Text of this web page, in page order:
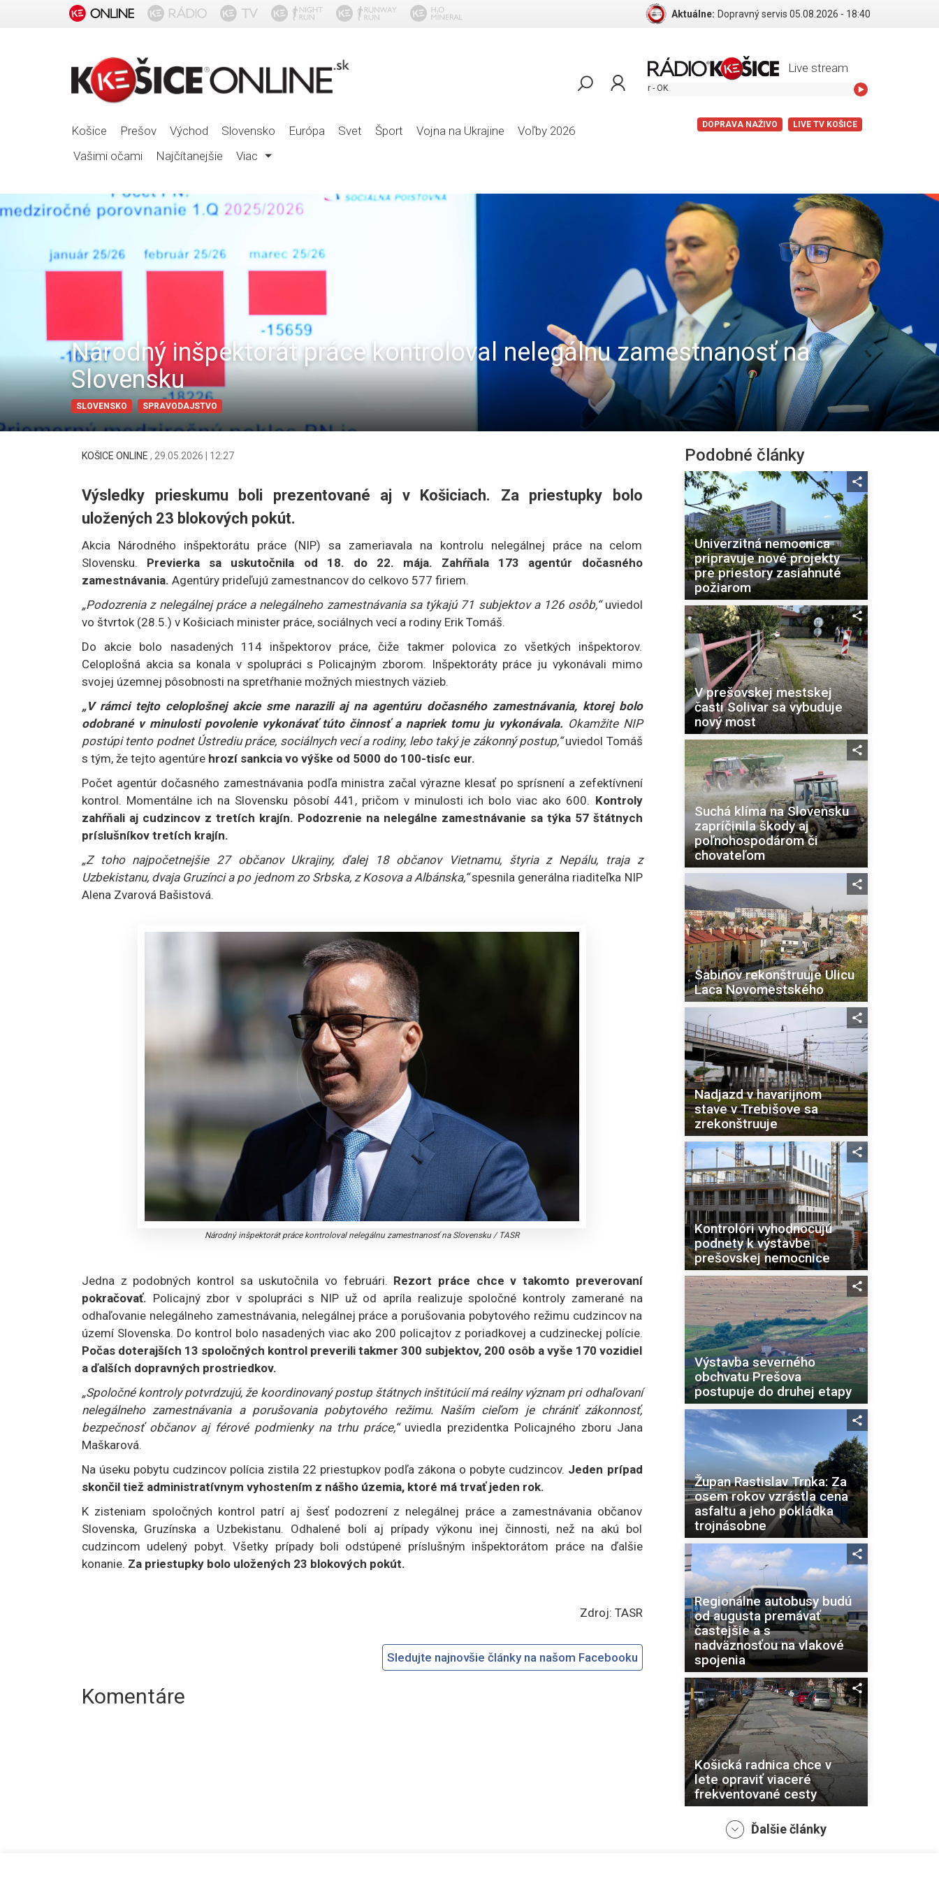
Aktuálne: Dopravný servis 05.08.2026 - 18:40
Košice Prešov Východ Slovensko Európa Svet Šport Vojna na Ukrajine
Voľby 2026
Vašimi očami
Najčítanejšie Viac
Live stream
Jeremy Zucker - OK
DOPRAVA NAŽIVO LIVE TV KOŠICE
Národný inšpektorát práce kontroloval nelegálnu zamestnanosť na
Slovensku
SLOVENSKO SPRAVODAJSTVO
KOŠICE ONLINE , 29.05.2026 | 12:27
Výsledky prieskumu boli prezentované aj v Košiciach. Za priestupky bolo
uložených 23 blokových pokút.
Akcia Národného inšpektorátu práce (NIP) sa zameriavala na kontrolu nelegálnej práce na celom
Slovensku. Previerka sa uskutočnila od 18. do 22. mája. Zahŕňala 173 agentúr dočasného
zamestnávania. Agentúry prideľujú zamestnancov do celkovo 577 firiem.
„Podozrenia z nelegálnej práce a nelegálneho zamestnávania sa týkajú 71 subjektov a 126 osôb,“ uviedol
vo štvrtok (28.5.) v Košiciach minister práce, sociálnych vecí a rodiny Erik Tomáš.
Do akcie bolo nasadených 114 inšpektorov práce, čiže takmer polovica zo všetkých inšpektorov.
Celoplošná akcia sa konala v spolupráci s Policajným zborom. Inšpektoráty práce ju vykonávali mimo
svojej územnej pôsobnosti na spretŕhanie možných miestnych väzieb.
„V rámci tejto celoplošnej akcie sme narazili aj na agentúru dočasného zamestnávania, ktorej bolo
odobrané v minulosti povolenie vykonávať túto činnosť a napriek tomu ju vykonávala. Okamžite NIP
postúpi tento podnet Ústrediu práce, sociálnych vecí a rodiny, lebo taký je zákonný postup,“uviedol Tomáš
s tým, že tejto agentúre hrozí sankcia vo výške od 5000 do 100-tisíc eur.
Počet agentúr dočasného zamestnávania podľa ministra začal výrazne klesať po sprísnení a zefektívnení
kontrol. Momentálne ich na Slovensku pôsobí 441, pričom v minulosti ich bolo viac ako 600. Kontroly
zahŕňali aj cudzincov z tretích krajín. Podozrenie na nelegálne zamestnávanie sa týka 57 štátnych
príslušníkov tretích krajín.
„Z toho najpočetnejšie 27 občanov Ukrajiny, ďalej 18 občanov Vietnamu, štyria z Nepálu, traja z
Uzbekistanu, dvaja Gruzínci a po jednom zo Srbska, z Kosova a Albánska,“spesnila generálna riaditeľka NIP
Alena Zvarová Bašistová.
Národný inšpektorát práce kontroloval nelegálnu zamestnanosť na Slovensku/ TASR
Jedna z podobných kontrol sa uskutočnila vo februári. Rezort práce chce v takomto preverovaní
pokračovať. Policajný zbor v spolupráci s NIP už od apríla realizuje spoločné kontroly zamerané na
odhaľovanie nelegálneho zamestnávania, nelegálnej práce a porušovania pobytového režimu cudzincov na
území Slovenska. Do kontrol bolo nasadených viac ako 200 policajtov z poriadkovej a cudzineckej polície.
Počas doterajších 13 spoločných kontrol preverili takmer 300 subjektov, 200 osôb a vyše 170 vozidiel
a ďalších dopravných prostriedkov.
„Spoločné kontroly potvrdzujú, že koordinovaný postup štátnych inštitúcií má reálny význam pri odhaľovaní
nelegálneho zamestnávania a porušovania pobytového režimu. Naším cieľom je chrániť zákonnosť,
bezpečnosť občanov aj férové podmienky na trhu práce,“uviedla prezidentka Policajného zboru Jana
Maškarová.
Na úseku pobytu cudzincov polícia zistila 22 priestupkov podľa zákona o pobyte cudzincov. Jeden prípad
skončil tiež administratívnym vyhostením z nášho územia, ktoré má trvať jeden rok.
K zisteniam spoločných kontrol patrí aj šesť podozrení z nelegálnej práce a zamestnávania občanov
Slovenska, Gruzínska a Uzbekistanu. Odhalené boli aj prípady výkonu inej činnosti, než na akú bol
cudzincom udelený pobyt. Všetky prípady boli odstúpené príslušným inšpektorátom práce na ďalšie
konanie. Za priestupky bolo uložených 23 blokových pokút.
Zdroj: TASR
Sledujte najnovšie články na našom Facebooku
Komentáre
Podobné články
Univerzitná nemocnica
pripravuje nové projekty
pre priestory zasiahnuté
požiarom
V prešovskej mestskej
časti Solivar sa vybuduje
nový most
Suchá klíma na Slovensku
zapríčinila škody aj
poľnohospodárom či
chovateľom
Sabinov rekonštruuje Ulicu
Laca Novomestského
Nadjazd v havarijnom
stave v Trebišove sa
zrekonštruuje
Kontrolóri vyhodnocujú
podnety k výstavbe
prešovskej nemocnice
Výstavba severného
obchvatu Prešova
postupuje do druhej etapy
Župan Rastislav Trnka: Za
osem rokov vzrástla cena
asfaltu a jeho pokládka
trojnásobne
Regionálne autobusy budú
od augusta premávať
častejšie a s
nadväznosťou na vlakové
spojenia
Košická radnica chce v
lete opraviť viaceré
frekventované cesty
Ďalšie články